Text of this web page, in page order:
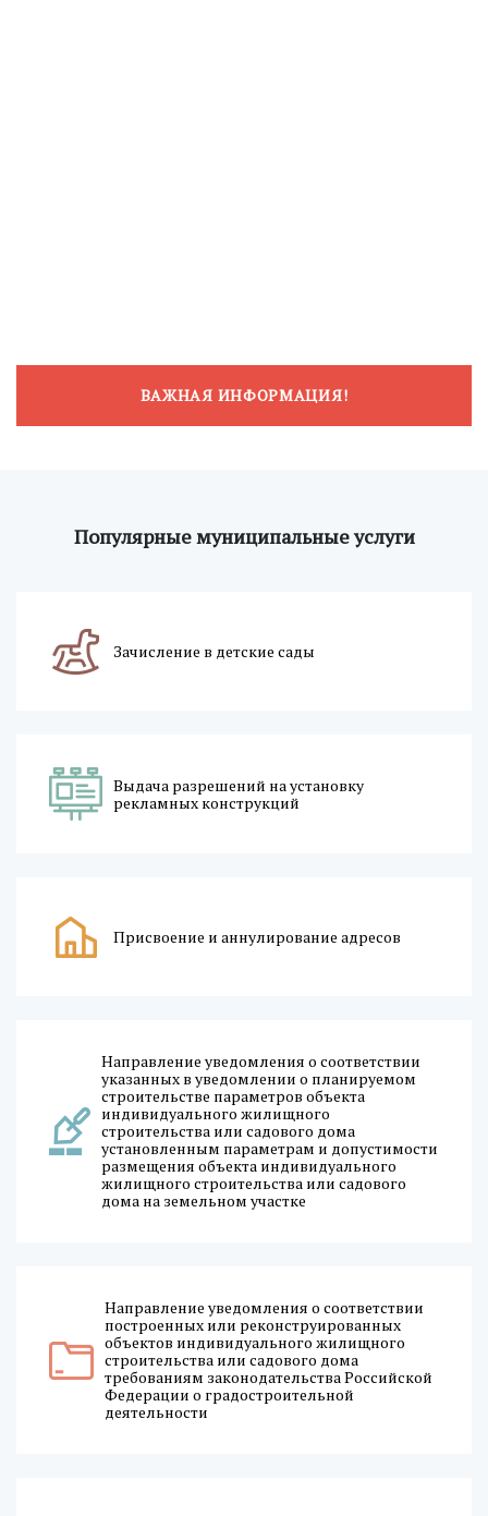
ВАЖНАЯ ИНФОРМАЦИЯ!
Популярные муниципальные услуги
Зачисление в детские сады
Выдача разрешений на установку
рекламных конструкций
Присвоение и аннулирование адресов
Направление уведомления о соответствии
указанных в уведомлении о планируемом
строительстве параметров объекта
индивидуального жилищного
строительства или садового дома
установленным параметрам и допустимости
размещения объекта индивидуального
жилищного строительства или садового
дома на земельном участке
Направление уведомления о соответствии
построенных или реконструированных
объектов индивидуального жилищного
строительства или садового дома
требованиям законодательства Российской
Федерации о градостроительной
деятельности